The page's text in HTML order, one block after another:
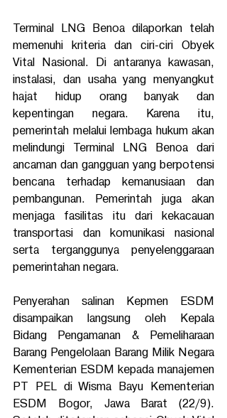
Terminal LNG Benoa dilaporkan telah
memenuhi kriteria dan ciri-ciri Obyek
Vital Nasional. Di antaranya kawasan,
instalasi, dan usaha yang menyangkut
hajat hidup orang banyak dan
kepentingan negara. Karena itu,
pemerintah melalui lembaga hukum akan
melindungi Terminal LNG Benoa dari
ancaman dan gangguan yang berpotensi
bencana terhadap kemanusiaan dan
pembangunan. Pemerintah juga akan
menjaga fasilitas itu dari kekacauan
transportasi dan komunikasi nasional
serta terganggunya penyelenggaraan
pemerintahan negara.
Penyerahan salinan Kepmen ESDM
disampaikan langsung oleh Kepala
Bidang Pengamanan & Pemeliharaan
Barang Pengelolaan Barang Milik Negara
Kementerian ESDM kepada manajemen
PT PEL di Wisma Bayu Kementerian
ESDM Bogor, Jawa Barat (22/9).